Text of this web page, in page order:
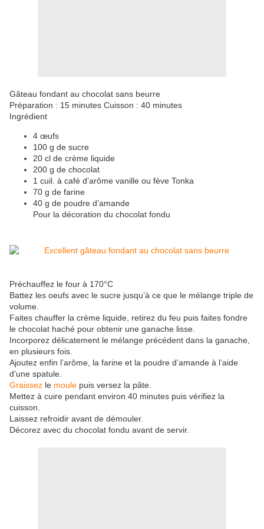
Gâteau fondant au chocolat sans beurre
Préparation : 15 minutes Cuisson : 40 minutes
Ingrédient
4 œufs
100 g de sucre
20 cl de crème liquide
200 g de chocolat
1 cuil. à café d’arôme vanille ou fève Tonka
70 g de farine
40 g de poudre d’amande
Pour la décoration du chocolat fondu
Préchauffez le four à 170°C
Battez les oeufs avec le sucre jusqu’à ce que le mélange triple de
volume.
Faites chauffer la crème liquide, retirez du feu puis faites fondre
le chocolat haché pour obtenir une ganache lisse.
Incorporez délicatement le mélange précédent dans la ganache,
en plusieurs fois.
Ajoutez enfin l’arôme, la farine et la poudre d’amande à l’aide
d’une spatule.
Graissez le moule puis versez la pâte.
Mettez à cuire pendant environ 40 minutes puis vérifiez la
cuisson.
Laissez refroidir avant de démouler.
Décorez avec du chocolat fondu avant de servir.